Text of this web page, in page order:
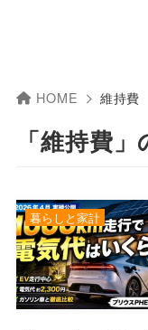
HOME 維持費
「維持費
暮らしと家計